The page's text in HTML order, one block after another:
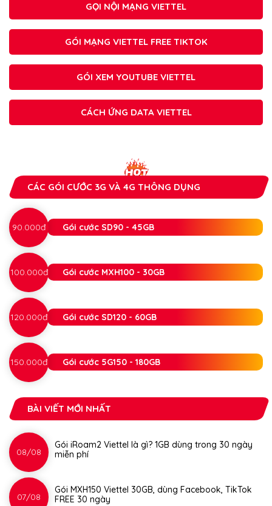
GỌI NỘI MẠNG VIETTEL
GÓI MẠNG VIETTEL FREE TIKTOK
GÓI XEM YOUTUBE VIETTEL
CÁCH ỨNG DATA VIETTEL
CÁC GÓI CƯỚC 3G VÀ 4G THÔNG DỤNG
90.000đ Gói cước SD90 - 45GB
100.000đ Gói cước MXH100 - 30GB
120.000đ Gói cước SD120 - 60GB
150.000đ Gói cước 5G150 - 180GB
BÀI VIẾT MỚI NHẤT
08/08
Gói iRoam2 Viettel là gì? 1GB dùng trong 30 ngày
miễn phí
07/08
Gói MXH150 Viettel 30GB, dùng Facebook, TikTok
FREE 30 ngày